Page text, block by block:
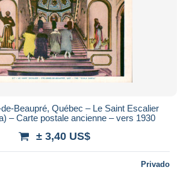
Beaupré, Québec – Le Saint Escalier
– Carte postale ancienne – vers 1930
± 3,40 US$
Privado